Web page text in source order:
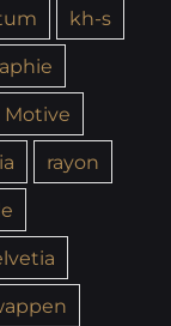
kh-s
Motive
rayon